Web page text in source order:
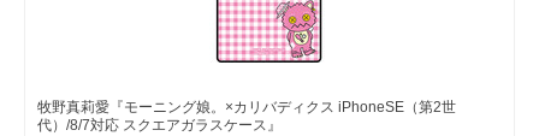
牧野真莉愛『モーニング娘。×カリバディクス iPhoneSE（第2世
代）/8/7対応 スクエアガラスケース』